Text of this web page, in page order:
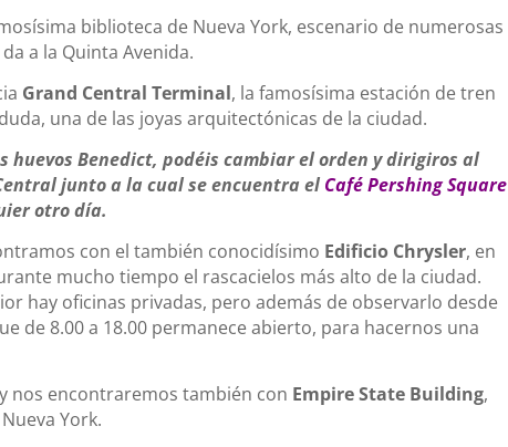
biblioteca de Nueva York, escenario de numerosas
a la Quinta Avenida.
Grand Central Terminal, la famosísima estación de tren
una de las joyas arquitectónicas de la ciudad.
huevos Benedict, podéis cambiar el orden y dirigiros al
junto a la cual se encuentra el Café Pershing Square
otro día.
con el también conocidísimo Edificio Chrysler, en
mucho tiempo el rascacielos más alto de la ciudad.
hay oficinas privadas, pero además de observarlo desde
de 8.00 a 18.00 permanece abierto, para hacernos una
nos encontraremos también con Empire State Building,
York.